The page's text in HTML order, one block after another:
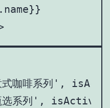
咖啡系列',
系列',